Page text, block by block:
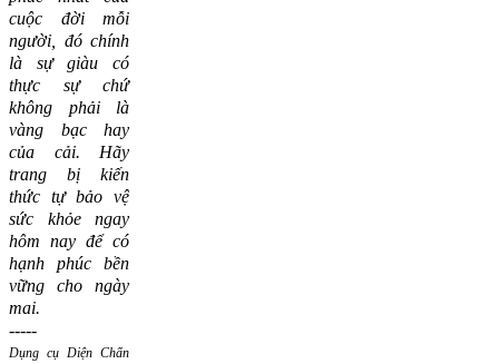
cuộc đời mỗi
người, đó chính
là sự giàu có
thực sự chứ
không phải là
vàng bạc hay
của cải. Hãy
trang bị kiến
thức tự bảo vệ
sức khỏe ngay
hôm nay để có
hạnh phúc bền
vững cho ngày
mai.
-----
Dụng cụ Diện Chẩn